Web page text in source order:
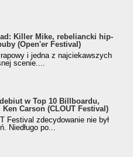
Killer Mike, rebeliancki hip-
(Open'er Festival)
i jedna z najciekawszych
scenie....
w Top 10 Billboardu,
Carson (CLOUT Festival)
Festival zdecydowanie nie był
Niedługo po...